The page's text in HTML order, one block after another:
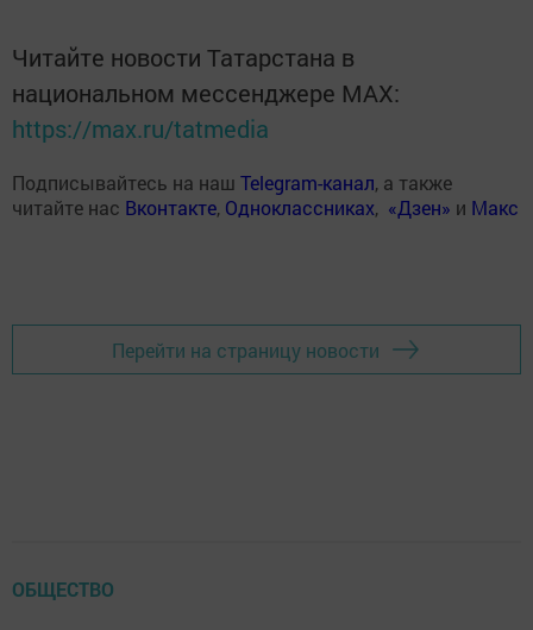
Читайте новости Татарстана в
национальном мессенджере MАХ:
https://max.ru/tatmedia
Подписывайтесь на наш Telegram-канал, а также
читайте нас Вконтакте, Одноклассниках, «Дзен» и Макс
Перейти на страницу новости
ОБЩЕСТВО